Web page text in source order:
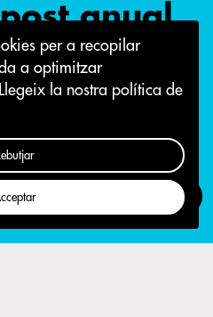
per a recopilar
a optimitzar
Llegeix la nostra política de
anual
Campanya